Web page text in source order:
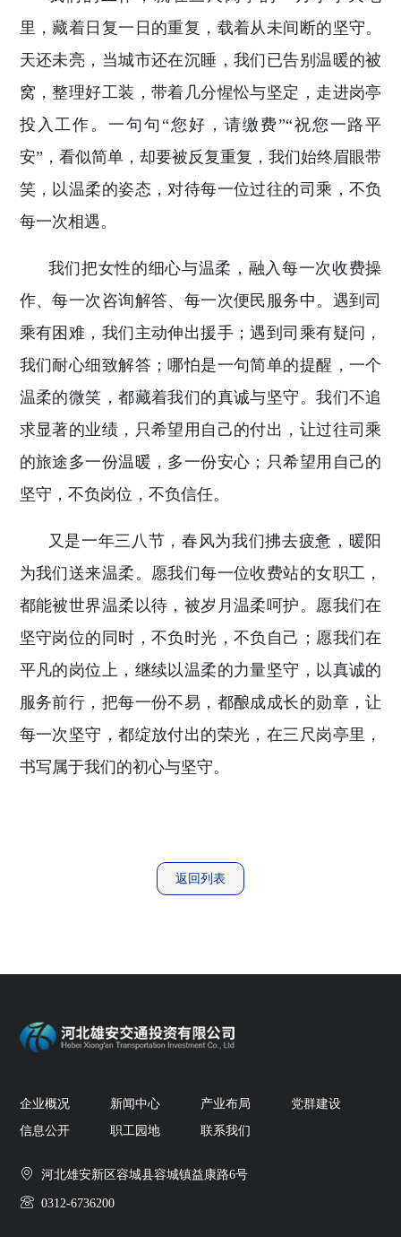
里，藏着日复一日的重复，载着从未间断的坚守。
天还未亮，当城市还在沉睡，我们已告别温暖的被
窝，整理好工装，带着几分惺忪与坚定，走进岗亭
投入工作。一句句“您好，请缴费”“祝您一路平
安”，看似简单，却要被反复重复，我们始终眉眼带
笑，以温柔的姿态，对待每一位过往的司乘，不负
每一次相遇。
我们把女性的细心与温柔，融入每一次收费操
作、每一次咨询解答、每一次便民服务中。遇到司
乘有困难，我们主动伸出援手；遇到司乘有疑问，
我们耐心细致解答；哪怕是一句简单的提醒，一个
温柔的微笑，都藏着我们的真诚与坚守。我们不追
求显著的业绩，只希望用自己的付出，让过往司乘
的旅途多一份温暖，多一份安心；只希望用自己的
坚守，不负岗位，不负信任。
又是一年三八节，春风为我们拂去疲惫，暖阳
为我们送来温柔。愿我们每一位收费站的女职工，
都能被世界温柔以待，被岁月温柔呵护。愿我们在
坚守岗位的同时，不负时光，不负自己；愿我们在
平凡的岗位上，继续以温柔的力量坚守，以真诚的
服务前行，把每一份不易，都酿成成长的勋章，让
每一次坚守，都绽放付出的荣光，在三尺岗亭里，
书写属于我们的初心与坚守。
返回列表
企业概况 新闻中心 产业布局
党群建设
信息公开
职工园地 联系我们
河北雄安新区容城县容城镇益康路6号
0312-6736200